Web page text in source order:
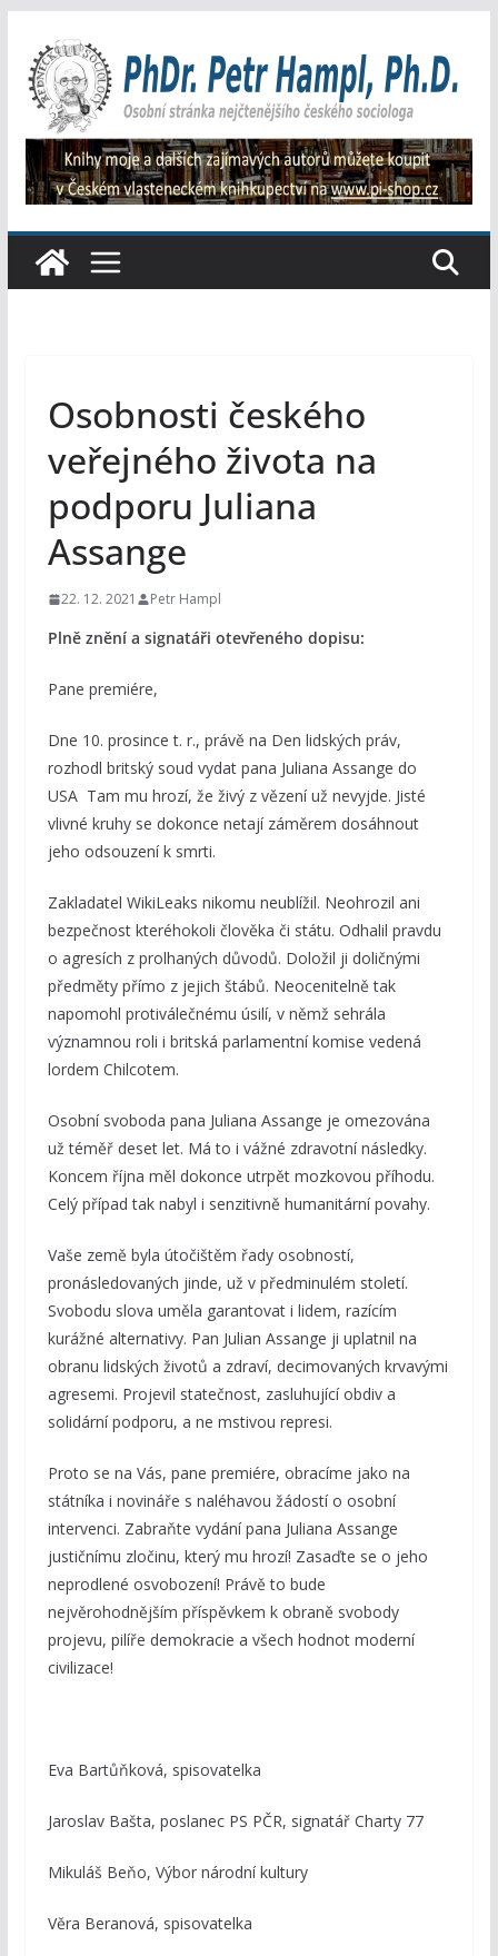
obsah
Osobnosti českého
veřejného života na
podporu Juliana
Assange
22. 12. 2021 Petr Hampl
Plně znění a signatáři otevřeného dopisu:
Pane premiére,
Dne 10. prosince t. r., právě na Den lidských práv,
rozhodl britský soud vydat pana Juliana Assange do
USA Tam mu hrozí, že živý z vězení už nevyjde. Jisté
vlivné kruhy se dokonce netají záměrem dosáhnout
jeho odsouzení k smrti.
Zakladatel WikiLeaks nikomu neublížil. Neohrozil ani
bezpečnost kteréhokoli člověka či státu. Odhalil pravdu
o agresích z prolhaných důvodů. Doložil ji doličnými
předměty přímo z jejich štábů. Neocenitelně tak
napomohl protiválečnému úsilí, v němž sehrála
významnou roli i britská parlamentní komise vedená
lordem Chilcotem.
Osobní svoboda pana Juliana Assange je omezována
už téměř deset let. Má to i vážné zdravotní následky.
Koncem října měl dokonce utrpět mozkovou příhodu.
Celý případ tak nabyl i senzitivně humanitární povahy.
Vaše země byla útočištěm řady osobností,
pronásledovaných jinde, už v předminulém století.
Svobodu slova uměla garantovat i lidem, razícím
kurážné alternativy. Pan Julian Assange ji uplatnil na
obranu lidských životů a zdraví, decimovaných krvavými
agresemi. Projevil statečnost, zasluhující obdiv a
solidární podporu, a ne mstivou represi.
Proto se na Vás, pane premiére, obracíme jako na
státníka i novináře s naléhavou žádostí o osobní
intervenci. Zabraňte vydání pana Juliana Assange
justičnímu zločinu, který mu hrozí! Zasaďte se o jeho
neprodlené osvobození! Právě to bude
nejvěrohodnějším příspěvkem k obraně svobody
projevu, pilíře demokracie a všech hodnot moderní
civilizace!
Eva Bartůňková, spisovatelka
Jaroslav Bašta, poslanec PS PČR, signatář Charty 77
Mikuláš Beňo, Výbor národní kultury
Věra Beranová, spisovatelka